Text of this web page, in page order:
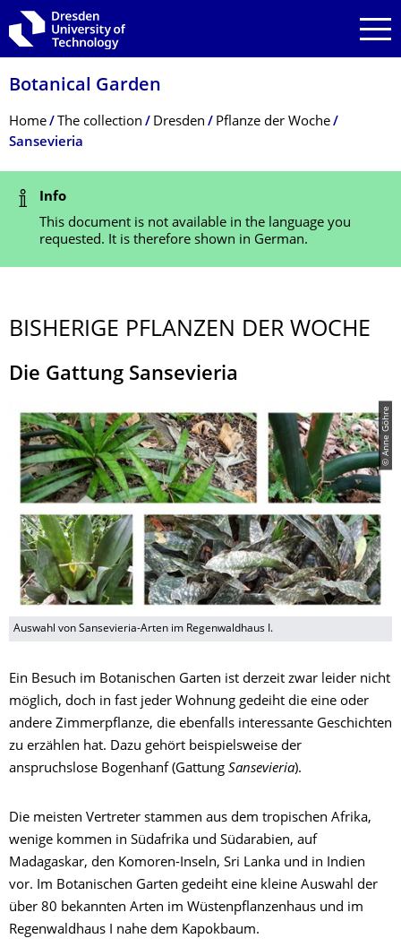
Skip to main navigation
Skip to search
Skip to content
Botanical Garden
Breadcrumb Menu
Home The collection Dresden
Pflanze der Woche
Sansevieria
Status Message
Info
This document is not available in the language you
requested. It is therefore shown in German.
BISHERIGE PFLANZEN DER WOCHE
Die Gattung Sansevieria
© Anne Göhre
Auswahl von Sansevieria-Arten im Regenwaldhaus I.
Ein Besuch im Botanischen Garten ist derzeit zwar leider nicht
möglich, doch in fast jeder Wohnung gedeiht die eine oder
andere Zimmerpflanze, die ebenfalls interessante Geschichten
zu erzählen hat. Dazu gehört beispielsweise der
anspruchslose Bogenhanf (Gattung Sansevieria).
Die meisten Vertreter stammen aus dem tropischen Afrika,
wenige kommen in Südafrika und Südarabien, auf
Madagaskar, den Komoren-Inseln, Sri Lanka und in Indien
vor. Im Botanischen Garten gedeiht eine kleine Auswahl der
über 80 bekannten Arten im Wüstenpflanzenhaus und im
Regenwaldhaus I nahe dem Kapokbaum.